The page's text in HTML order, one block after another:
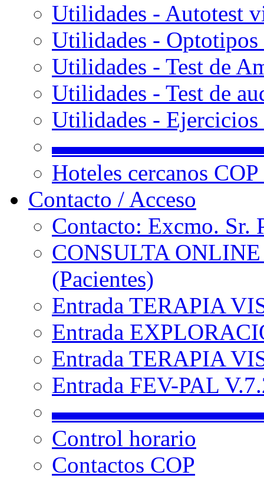
Utilidades - Autotest
Utilidades -
Utilidades - Test de
Utilidades - Test de
Utilidades -
Hoteles cercanos
Contacto / Acceso
Contacto: Excmo. Sr.
CONSULTA
(Pacientes)
Entrada TERAPIA
Entrada
Entrada TERAPIA
Entrada FEV-PAL
Control horario
Contactos COP